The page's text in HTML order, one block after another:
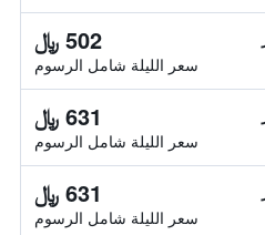
502 ﷼
سعر الليلة شامل الرسوم
631 ﷼
سعر الليلة شامل الرسوم
631 ﷼
سعر الليلة شامل الرسوم